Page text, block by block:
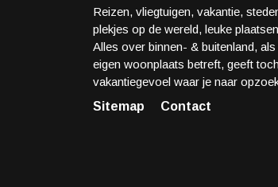
Reizen, vliegtuigen, vakantie,
plekjes op de wereld, leuke
Alles over binnen- & buitenland,
eigen woonplaats betreft, geeft
vakantiegevoel waar je naar
Sitemap
Contact